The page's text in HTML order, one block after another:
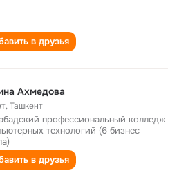
в друзья
Ахмедова
,Ташкент
профессиональный колледж
технологий (6 бизнес
в друзья